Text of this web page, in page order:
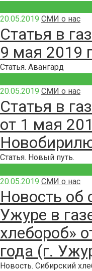
20.05.2019 СМИ о нас
Статья в
9 мая 2019
Статья. Авангард
20.05.2019 СМИ о нас
Статья в
от 1 мая
Статья. Новый путь.
20.05.2019 СМИ о нас
Новость об
Ужуре в
хлебороб»
года (г.
Новость. Сибирский